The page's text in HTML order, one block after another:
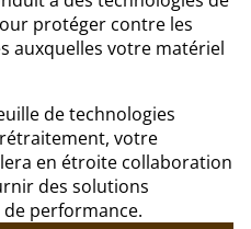
protéger contre les
auxquelles votre matériel
de technologies
votre
en étroite collaboration
des solutions
de performance.